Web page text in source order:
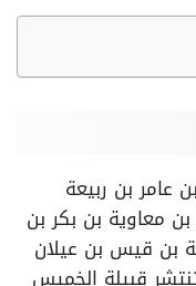
بن ربيعة
معاوية بن بكر بن
بن قيس بن عيلان
قبيلة الخميس